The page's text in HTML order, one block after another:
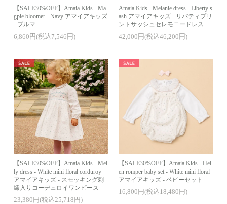
【SALE30%OFF】Amaia Kids - Ma
gpie bloomer - Navy アマイアキッズ
- ブルマ
6,860円(税込7,546円)
Amaia Kids - Melanie dress - Liberty s
ash アマイアキッズ - リバティプリ
ントサッシュセレモニードレス
42,000円(税込46,200円)
【SALE30%OFF】Amaia Kids - Mel
ly dress - White mini floral corduroy
アマイアキッズ - スモッキング刺
繍入りコーデュロイワンピース
23,380円(税込25,718円)
【SALE30%OFF】Amaia Kids - Hel
en romper baby set - White mini floral
アマイアキッズ - ベビーセット
16,800円(税込18,480円)